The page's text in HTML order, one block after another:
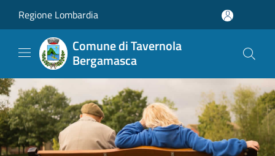
Regione Lombardia
Comune di Tavernola
Bergamasca